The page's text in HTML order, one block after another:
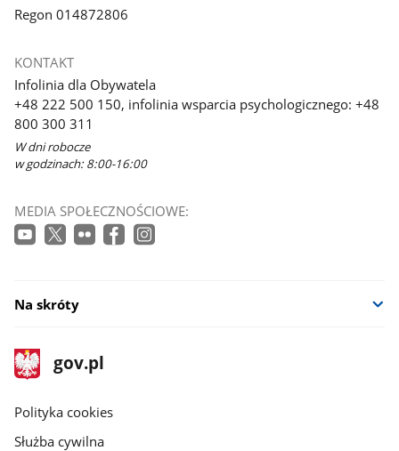
Regon 014872806
KONTAKT
Infolinia dla Obywatela
+48 222 500 150, infolinia wsparcia psychologicznego: +48
800 300 311
W dni robocze
w godzinach: 8:00-16:00
MEDIA SPOŁECZNOŚCIOWE:
Na skróty
stopka
gov.pl
Strona
gov.pl
gov.pl
Polityka cookies
Służba cywilna